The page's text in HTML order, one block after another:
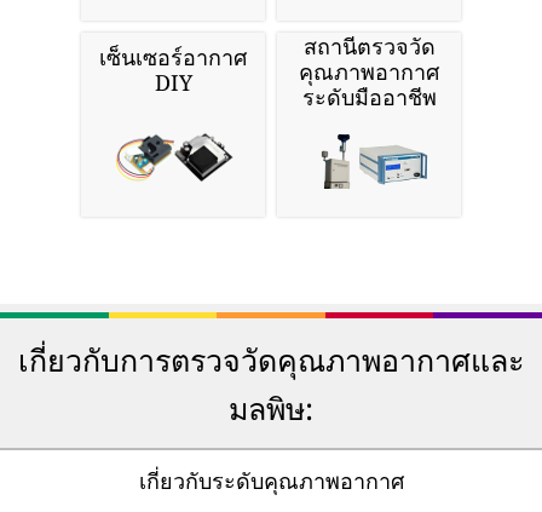
เซ็นเซอร์อากาศ
DIY
สถานีตรวจวัด
คุณภาพอากาศ
ระดับมืออาชีพ
เกี่ยวกับการตรวจวัดคุณภาพอากาศและ
มลพิษ:
เกี่ยวกับระดับคุณภาพอากาศ